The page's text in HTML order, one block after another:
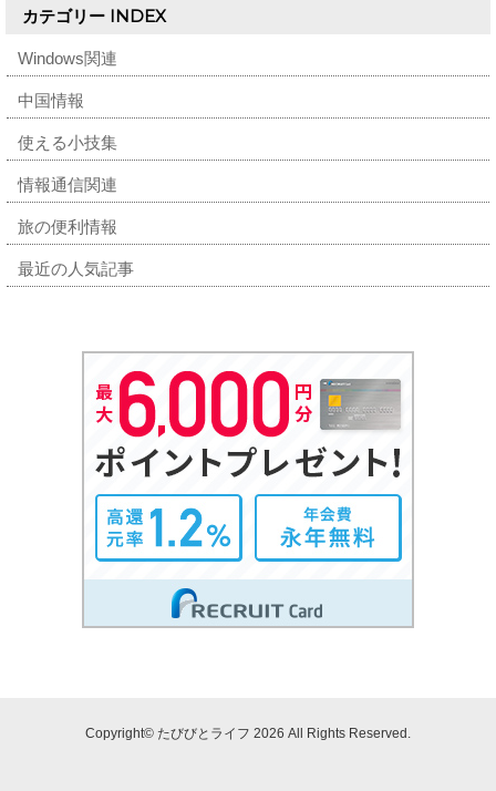
カテゴリー INDEX
Windows関連
中国情報
使える小技集
情報通信関連
旅の便利情報
最近の人気記事
Copyright© たびびとライフ 2026 All Rights Reserved.